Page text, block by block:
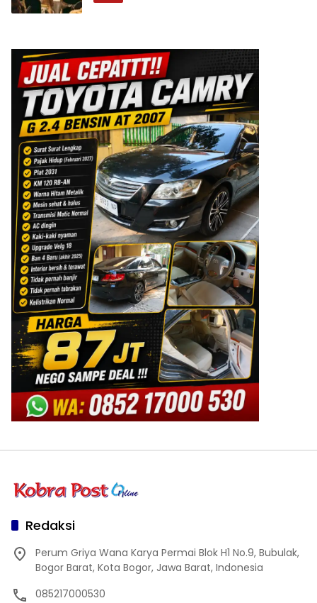
Redaksi
Perum Griya Wana Karya Permai Blok H1 No.9, Bubulak,
Bogor Barat, Kota Bogor, Jawa Barat, Indonesia
085217000530